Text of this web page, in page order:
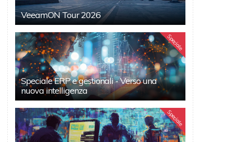
VeeamON Tour 2026
Speciale
Speciale ERP e gestionali - Verso una
nuova intelligenza
Speciale